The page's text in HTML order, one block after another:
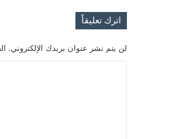
اترك تعليقاً
لن يتم نشر عنوان بريدك الإلكتروني.